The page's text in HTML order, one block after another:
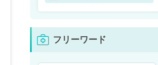
フリーワード